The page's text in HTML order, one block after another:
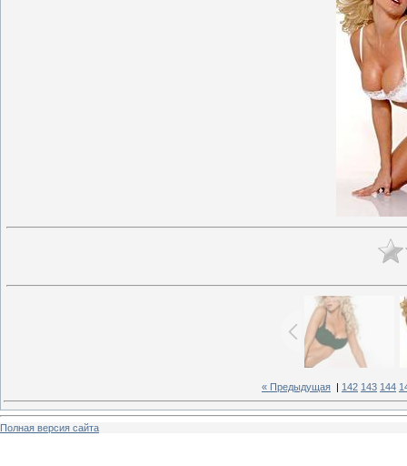
« Предыдущая 142 143 144
Полная версия сайта